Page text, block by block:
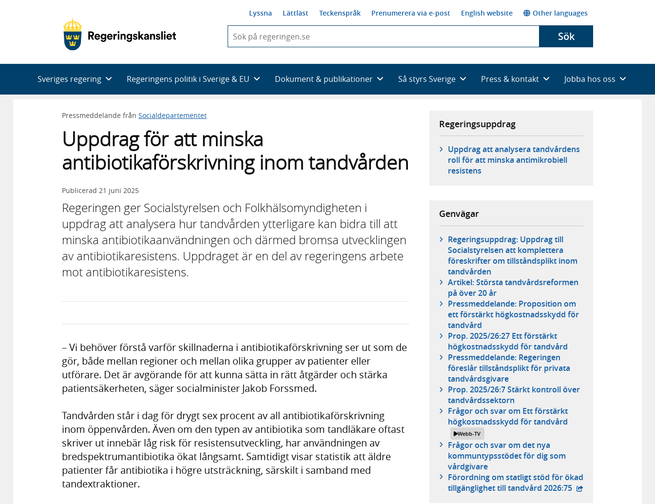
Lyssna Lättläst Teckenspråk Prenumerera via e-post English website Other languages
du
skriva
framträder
en
Sök
Sveriges regering Regeringens politik i Sverige & EU Dokument & publikationer Så styrs Sverige Press & kontakt Jobba hos oss
Pressmeddelande från Socialdepartementet
Uppdrag för att minska
antibiotikaförskrivning inom tandvården
Publicerad 21 juni 2025
Regeringen ger Socialstyrelsen och Folkhälsomyndigheten i
uppdrag att analysera hur tandvården ytterligare kan bidra till att
minska antibiotikaanvändningen och därmed bromsa utvecklingen
av antibiotikaresistens. Uppdraget är en del av regeringens arbete
mot antibiotikaresistens.
– Vi behöver förstå varför skillnaderna i antibiotikaförskrivning ser ut som de
gör, både mellan regioner och mellan olika grupper av patienter eller
utförare. Det är avgörande för att kunna sätta in rätt åtgärder och stärka
patientsäkerheten, säger socialminister Jakob Forssmed.
Tandvården står i dag för drygt sex procent av all antibiotikaförskrivning
inom öppenvården. Även om den typen av antibiotika som tandläkare oftast
skriver ut innebär låg risk för resistensutveckling, har användningen av
bredspektrumantibiotika ökat långsamt. Samtidigt visar statistik att äldre
patienter får antibiotika i högre utsträckning, särskilt i samband med
tandextraktioner.
Regeringsuppdrag
Uppdrag att analysera tandvårdens
roll för att minska antimikrobiell
resistens
Genvägar
Regeringsuppdrag: Uppdrag till
Socialstyrelsen att komplettera
föreskrifter om tillståndsplikt inom
tandvården
Artikel: Största tandvårdsreformen
på över 20 år
Pressmeddelande: Proposition om
ett förstärkt högkostnadsskydd för
tandvård
Prop. 2025/26:27 Ett förstärkt
högkostnadsskydd för tandvård
Pressmeddelande: Regeringen
föreslår tillståndsplikt för privata
tandvårdsgivare
Prop. 2025/26:7 Stärkt kontroll över
tandvårdssektorn
Frågor och svar om Ett förstärkt
högkostnadsskydd för tandvård
Webb-TV
Frågor och svar om det nya
kommuntypsstödet för dig som
vårdgivare
Förordning om statligt stöd för ökad
tillgänglighet till tandvård 2026:75 - extern webbplats,